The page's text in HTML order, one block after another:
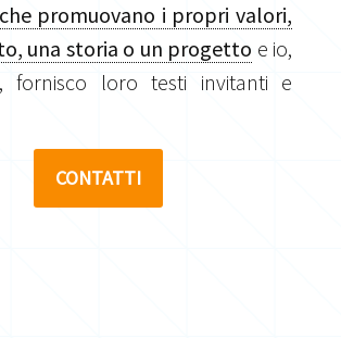
promuovano i propri valori,
una storia o un progetto e io,
fornisco loro testi invitanti e
CONTATTI